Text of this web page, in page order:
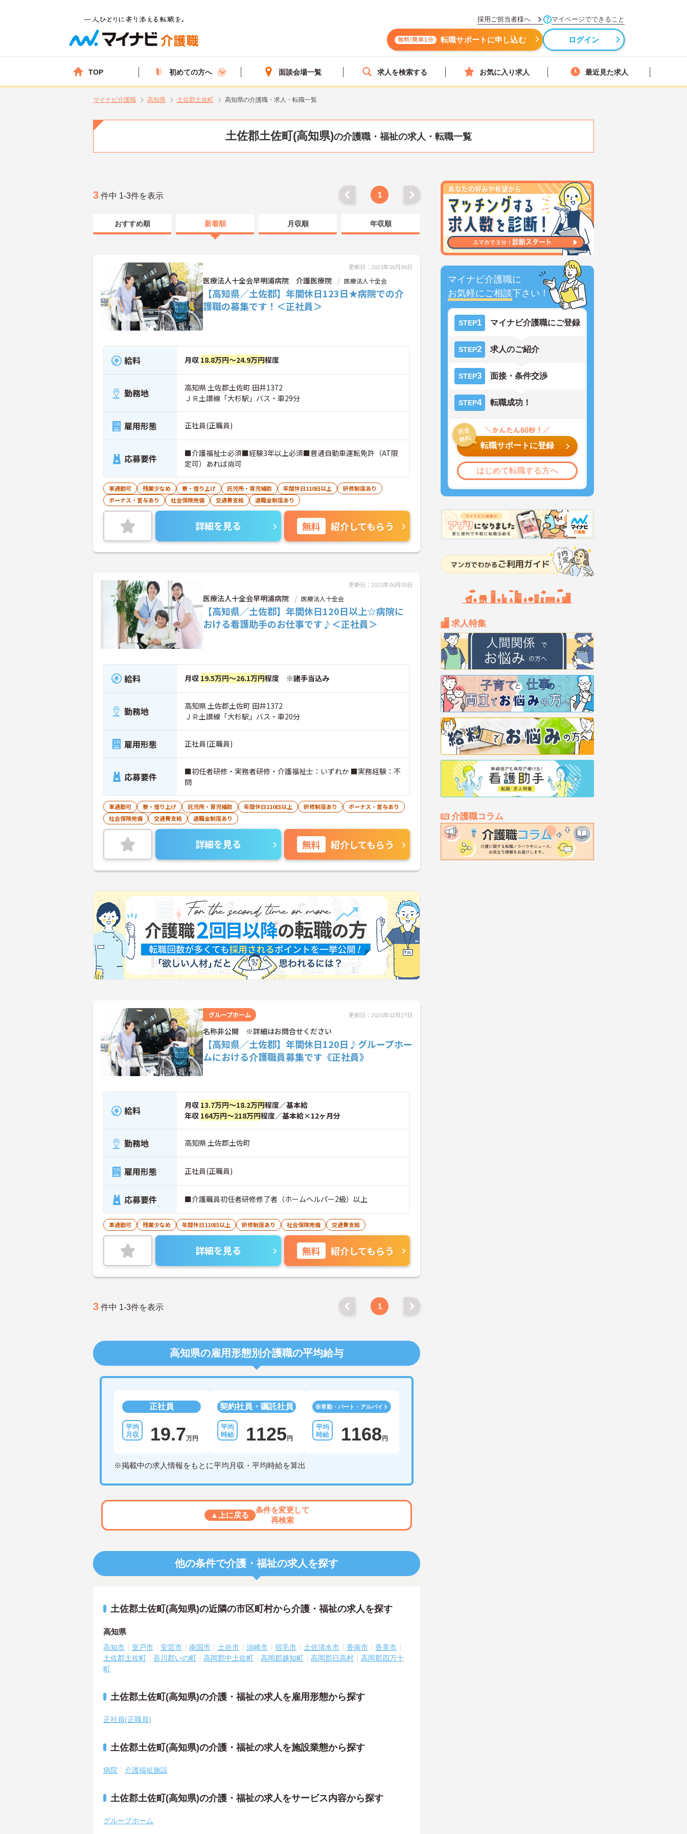
採用ご担当者様へ マイページでできること
無料!簡単1分 転職サポートに申し込む ログイン
TOP 初めての方へ 面談会場一覧 求人を検索する お気に入り求人 最近見た求人
マイナビ介護職 高知県 土佐郡土佐町 高知県の介護職・求人・転職一覧
土佐郡土佐町(高知県)の介護職・福祉の求人・転職一覧
マイナビ介護職に
お気軽にご相談下さい！
STEP1 マイナビ介護職にご登録
STEP2 求人のご紹介
STEP3 面接・条件交渉
STEP4 転職成功！
転職サポートに登録
はじめて転職する方へ
求人特集
介護職コラム
3 件中 1-3件を表示 1
おすすめ順 新着順 月収順 年収順
更新日：2025年06月06日
医療法人十全会早明浦病院 介護医療院 医療法人十全会
【高知県／土佐郡】年間休日123日★病院での介
護職の募集です！＜正社員＞
給料 月収 18.8万円～24.9万円程度
勤務地
高知県 土佐郡土佐町 田井1372
ＪＲ土讃線「大杉駅」バス・車29分
雇用形態 正社員(正職員)
応募要件
■介護福祉士必須■経験3年以上必須■普通自動車運転免許（AT限
定可）あれば尚可
車通勤可 残業少なめ 寮・借り上げ 託児所・育児補助 年間休日110日以上
研修制度あり
ボーナス・賞与あり
社会保険完備 交通費支給 退職金制度あり
詳細を見る 無料 紹介してもらう
更新日：2025年06月05日
医療法人十全会早明浦病院 医療法人十全会
【高知県／土佐郡】年間休日120日以上☆病院に
おける看護助手のお仕事です♪＜正社員＞
給料 月収 19.5万円～26.1万円程度 ※諸手当込み
勤務地
高知県 土佐郡土佐町 田井1372
ＪＲ土讃線「大杉駅」バス・車20分
雇用形態 正社員(正職員)
応募要件
■初任者研修・実務者研修・介護福祉士：いずれか ■実務経験：不
問
車通勤可 寮・借り上げ 託児所・育児補助 年間休日110日以上 研修制度あり
ボーナス・賞与あり
社会保険完備
交通費支給 退職金制度あり
詳細を見る 無料 紹介してもらう
グループホーム 更新日：2025年02月27日
名称非公開 ※詳細はお問合せください
【高知県／土佐郡】年間休日120日♪グループホー
ムにおける介護職員募集です《正社員》
給料 月収 13.7万円～18.2万円程度／基本給
年収 164万円～218万円程度／基本給×12ヶ月分
勤務地 高知県 土佐郡土佐町
雇用形態 正社員(正職員)
応募要件 ■介護職員初任者研修修了者（ホームヘルパー2級）以上
車通勤可 残業少なめ 年間休日110日以上 研修制度あり 社会保険完備 交通費支給
詳細を見る 無料 紹介してもらう
3 件中 1-3件を表示 1
高知県の雇用形態別介護職の平均給与
正社員
19.7万円
契約社員・嘱託社員
1125 円
非常勤・パート・アルバイト
1168 円
※掲載中の求人情報をもとに平均月収・平均時給を算出
▲上に戻る
条件を変更して
再検索
他の条件で介護・福祉の求人を探す
土佐郡土佐町(高知県)の近隣の市区町村から介護・福祉の求人を探す
高知県
高知市 室戸市 安芸市 南国市 土佐市 須崎市 宿毛市 土佐清水市 香南市
香美市
土佐郡土佐町
吾川郡いの町 高岡郡中土佐町 高岡郡越知町 高岡郡日高村
高岡郡四万十
町
土佐郡土佐町(高知県)の介護・福祉の求人を雇用形態から探す
正社員(正職員)
土佐郡土佐町(高知県)の介護・福祉の求人を施設業態から探す
病院 介護福祉施設
土佐郡土佐町(高知県)の介護・福祉の求人をサービス内容から探す
グループホーム